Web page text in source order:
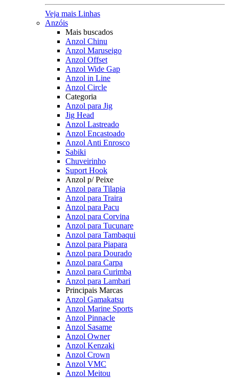
Veja mais Linhas
Anzóis
Mais buscados
Anzol Chinu
Anzol Maruseigo
Anzol Offset
Anzol Wide Gap
Anzol in Line
Anzol Circle
Categoria
Anzol para Jig
Jig Head
Anzol Lastreado
Anzol Encastoado
Anzol Anti Enrosco
Sabiki
Chuveirinho
Suport Hook
Anzol p/ Peixe
Anzol para Tilapia
Anzol para Traira
Anzol para Pacu
Anzol para Corvina
Anzol para Tucunare
Anzol para Tambaqui
Anzol para Piapara
Anzol para Dourado
Anzol para Carpa
Anzol para Curimba
Anzol para Lambari
Principais Marcas
Anzol Gamakatsu
Anzol Marine Sports
Anzol Pinnacle
Anzol Sasame
Anzol Owner
Anzol Kenzaki
Anzol Crown
Anzol VMC
Anzol Meitou